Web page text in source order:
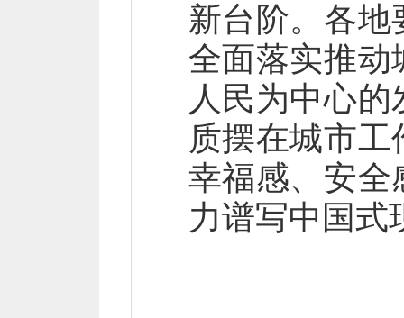
新台阶。各
全面落实推
人民为中心
质摆在城市
幸福感、安全
力谱写中国式